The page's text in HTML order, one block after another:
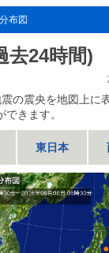
布図
去24時間)
の震央を地図上に
きます。
東日本